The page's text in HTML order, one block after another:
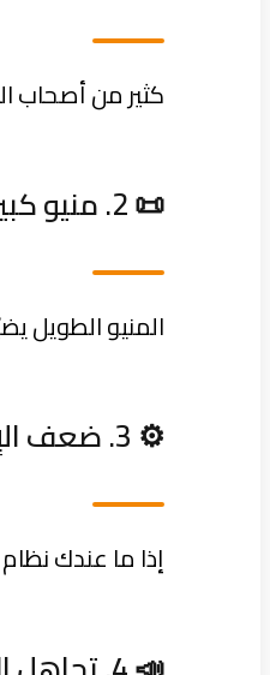
كثير من أصحاب
📜 2. منيو كبير بدون هدف
المنيو الطويل
⚙️ 3. ضعف الإدارة والسيستم
إذا ما عندك